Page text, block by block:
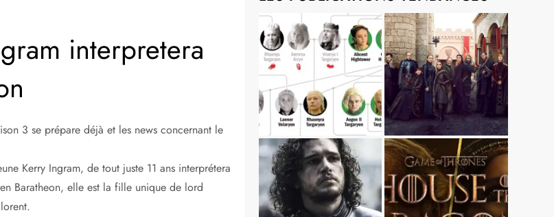
interpretera
3 se prépare déjà et les news concernant le
Kerry Ingram, de tout juste 11 ans interprétera
Baratheon, elle est la fille unique de lord